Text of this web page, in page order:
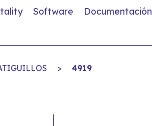
Software Documentación
> 4919